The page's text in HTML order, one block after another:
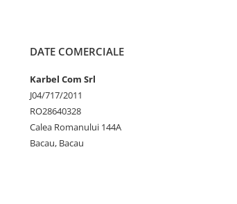
DATE COMERCIALE
Karbel Com Srl
J04/717/2011
RO28640328
Calea Romanului 144A
Bacau, Bacau